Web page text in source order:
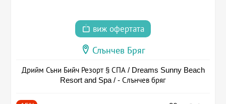
виж офертата
Слънчев Бряг
Дрийм Съни Бийч Резорт § СПА / Dreams Sunny Beach
Resort and Spa / - Слънчев бряг